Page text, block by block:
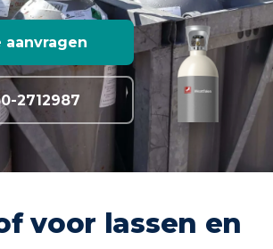
2712987
voor lassen en